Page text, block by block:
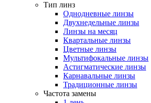
Тип линз
Однодневные линзы
Двухнедельные линзы
Линзы на месяц
Квартальные линзы
Цветные линзы
Мультифокальные линзы
Астигматические линзы
Карнавальные линзы
Традиционные линзы
Частота замены